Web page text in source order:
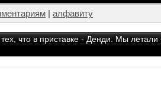
| алфавиту
что в приставке - Денди. Мы